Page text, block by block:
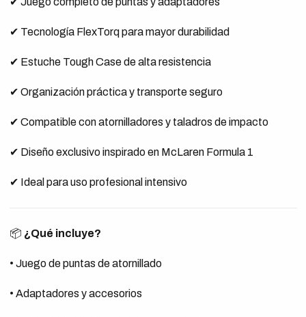
✔ Tecnología FlexTorq para mayor durabilidad
✔ Estuche Tough Case de alta resistencia
✔ Organización práctica y transporte seguro
✔ Compatible con atornilladores y taladros de impacto
✔ Diseño exclusivo inspirado en McLaren Formula 1
✔ Ideal para uso profesional intensivo
📦 ¿Qué incluye?
• Juego de puntas de atornillado
• Adaptadores y accesorios